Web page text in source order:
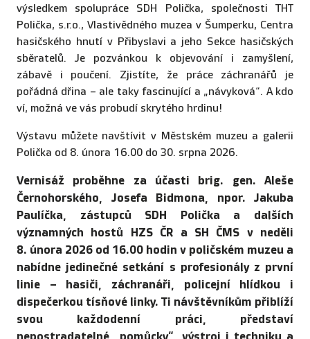
výsledkem spolupráce SDH Polička, společnosti THT
Polička, s.r.o., Vlastivědného muzea v Šumperku, Centra
hasičského hnutí v Přibyslavi a jeho Sekce hasičských
sběratelů. Je pozvánkou k objevování i zamyšlení,
zábavě i poučení. Zjistíte, že práce záchranářů je
pořádná dřina – ale taky fascinující a „návyková“. A kdo
ví, možná ve vás probudí skrytého hrdinu!
Výstavu můžete navštívit v Městském muzeu a galerii
Polička od 8. února 16.00 do 30. srpna 2026.
Vernisáž proběhne za účasti brig. gen. Aleše
Černohorského, Josefa Bidmona, npor. Jakuba
Paulíčka, zástupců SDH Polička a dalších
významných hostů HZS ČR a SH ČMS v neděli
8. února 2026 od 16.00 hodin v poličském muzeu a
nabídne jedinečné setkání s profesionály z první
linie – hasiči, záchranáři, policejní hlídkou i
dispečerkou tísňové linky. Ti návštěvníkům přiblíží
svou každodenní práci, představí